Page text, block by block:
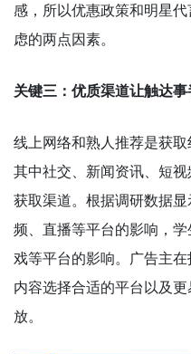
感，所以优惠政策和明星
虑的两点因素。
关键三：优质渠道让触达事
线上网络和熟人推荐是获取
其中社交、新闻资讯、短
获取渠道。根据调研数据
频、直播等平台的影响，
戏等平台的影响。广告主
内容选择合适的平台以及
放。